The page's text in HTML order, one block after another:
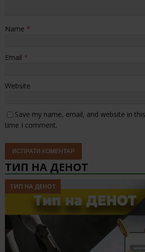
Name *
Email *
Website
Save my name, email, and website in
time I comment.
ТИП НА ДЕНОТ
ТИП НА ДЕНОТ